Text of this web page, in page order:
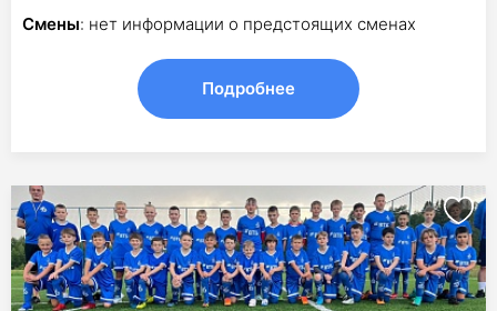
Смены: нет информации о предстоящих сменах
Подробнее